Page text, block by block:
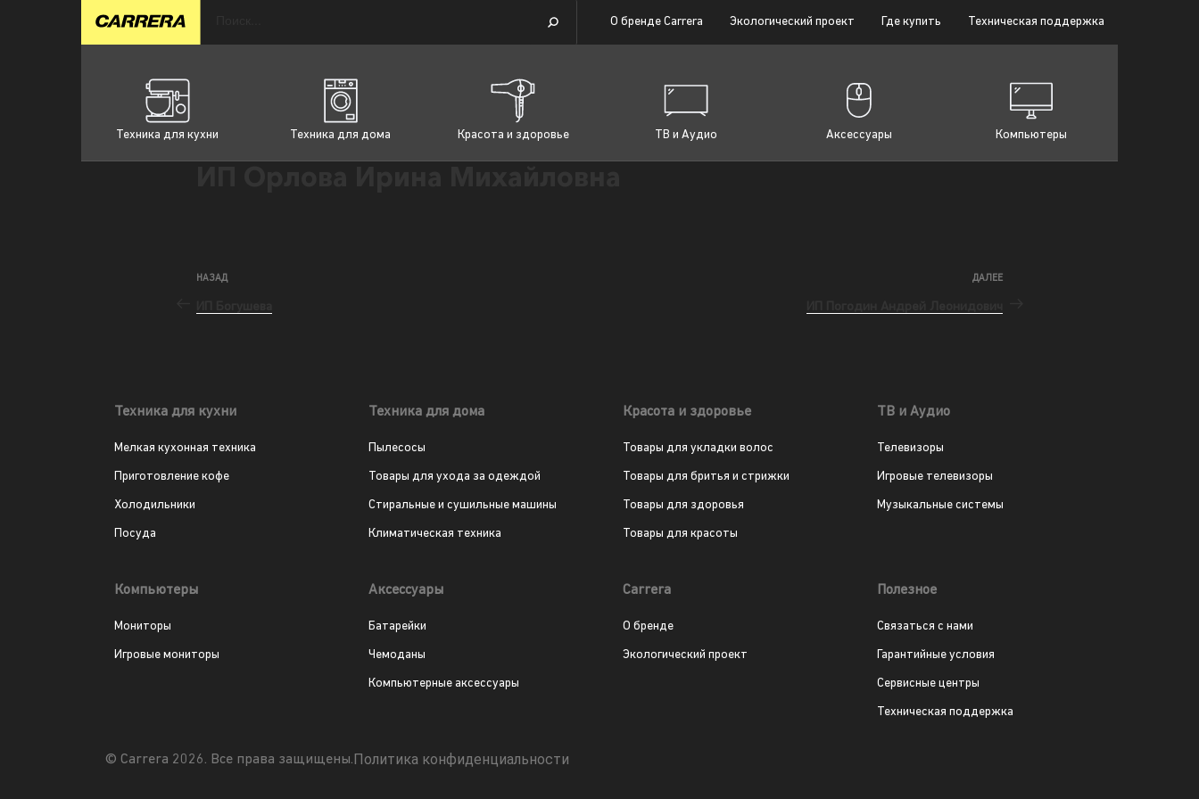
О бренде Carrera Экологический проект Где купить Техническая поддержка
Техника для кухни Техника для дома Красота и здоровье ТВ и Аудио Аксессуары Компьютеры
НАЗАД ДАЛЕЕ
Техника для кухни
Мелкая кухонная техника
Приготовление кофе
Холодильники
Посуда
Техника для дома
Пылесосы
Товары для ухода за одеждой
Стиральные и сушильные машины
Климатическая техника
Красота и здоровье
Товары для укладки волос
Товары для бритья и стрижки
Товары для здоровья
Товары для красоты
ТВ и Аудио
Телевизоры
Игровые телевизоры
Музыкальные системы
Компьютеры
Мониторы
Игровые мониторы
Аксессуары
Батарейки
Чемоданы
Компьютерные аксессуары
Carrera
О бренде
Экологический проект
Полезное
Связаться с нами
Гарантийные условия
Сервисные центры
Техническая поддержка
© Carrera 2026. Все права защищены.Политика конфиденциальности